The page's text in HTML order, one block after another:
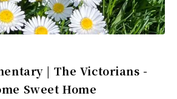
| The Victorians -
Sweet Home